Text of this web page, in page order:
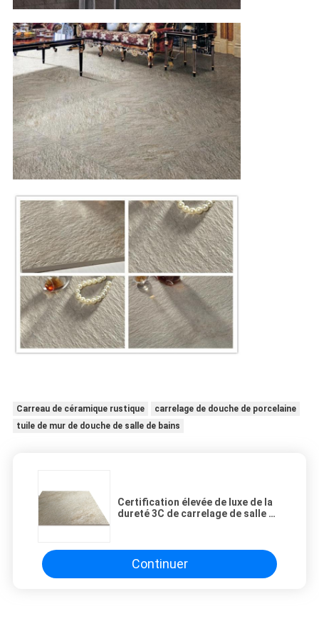
Carreau de céramique rustique
carrelage de douche de porcelaine
tuile de mur de douche de salle de bains
Certification élevée de luxe de la
dureté 3C de carrelage de salle de
Continuer